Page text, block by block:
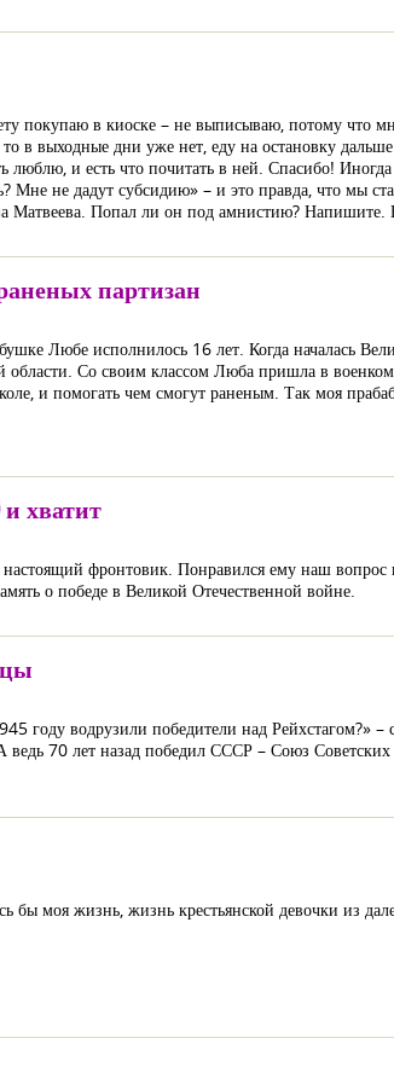
покупаю в киоске – не выписываю, потому что
в выходные дни уже нет, еду на остановку
люблю, и есть что почитать в ней. Спасибо!
Мне не дадут субсидию» – и это правда, что мы
Матвеева. Попал ли он под амнистию?
партизан
Любе исполнилось 16 лет. Когда началась
Со своим классом Люба пришла в
и помогать чем смогут раненым. Так моя
хватит
фронтовик. Понравился ему наш вопрос
о победе в Великой Отечественной войне.
году водрузили победители над Рейхстагом?» –
70 лет назад победил СССР – Союз
бы моя жизнь, жизнь крестьянской девочки из